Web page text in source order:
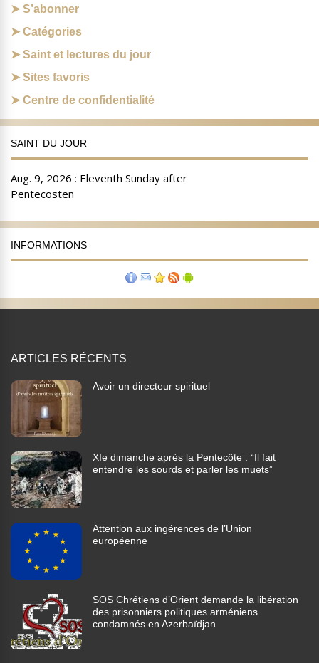
S’abonner
Catégories
Saint et lectures du jour
Sites favoris
Centre de confidentialité
SAINT DU JOUR
INFORMATIONS
ARTICLES RÉCENTS
Avoir un directeur spirituel
XIe dimanche après la Pentecôte : “Il fait
entendre les sourds et parler les muets”
Attention aux ingérences de l’Union
européenne
SOS Chrétiens d’Orient demande la libération
des prisonniers politiques arméniens
condamnés en Azerbaïdjan